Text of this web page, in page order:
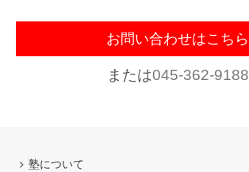
お問い合わせはこちら
または045-362-9188
塾について